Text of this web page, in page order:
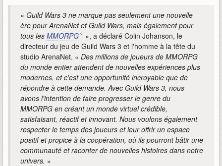
« Guild Wars 3 ne marque pas seulement une nouvelle
ère pour ArenaNet et Guild Wars, mais également pour
tous les MMORPG
», a déclaré Colin Johanson, le
directeur du jeu de Guild Wars 3 et l'homme à la tête du
studio ArenaNet. « Des millions de joueurs de MMORPG
du monde entier attendent de nouvelles expériences plus
modernes, et c'est une opportunité incroyable que de
répondre à cette demande. Avec Guild Wars 3, nous
avons l'intention de faire progresser le genre du
MMORPG en créant un monde virtuel crédible,
satisfaisant, réactif et innovant. Nous voulons également
respecter le temps des joueurs et leur offrir un espace
positif et propice à la coopération, où ils pourront bâtir une
communauté et raconter de nouvelles histoires dans notre
univers. »